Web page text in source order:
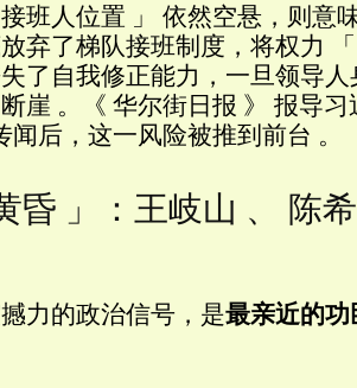
班人位置 」 依然空悬，则意
弃了梯队接班制度，将权力
了自我修正能力，一旦领导
崖 。《 华尔街日报 》 报导
闻后，这一风险被推到前台 。
昏 」：王岐山 、 陈
力的政治信号，是最亲近的